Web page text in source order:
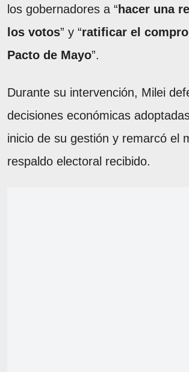
los gobernadores a “ hacer una
los votos” y “ratificar el
Pacto de Mayo”.
Durante su intervención, Milei
decisiones económicas
inicio de su gestión y remarcó el
respaldo electoral recibido.